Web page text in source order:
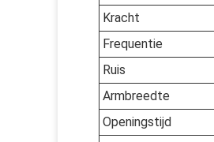
Kracht
Frequentie
Ruis
Armbreedte
Openingstijd